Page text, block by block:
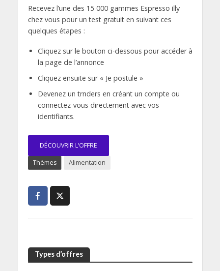
Recevez l’une des 15 000 gammes Espresso illy
chez vous pour un test gratuit en suivant ces
quelques étapes :
Cliquez sur le bouton ci-dessous pour accéder à
la page de l’annonce
Cliquez ensuite sur « Je postule »
Devenez un trnders en créant un compte ou
connectez-vous directement avec vos
identifiants.
DÉCOUVRIR L’OFFRE
Thèmes Alimentation
Types d’offres